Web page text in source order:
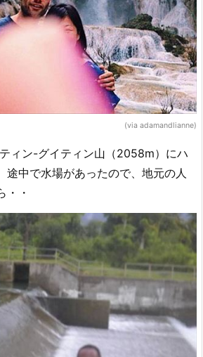
(via adamandlianne)
ィン-グイティン山（2058m）にハ
途中で水場があったので、地元の人
・・